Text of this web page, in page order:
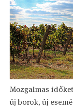
Mozgalmas
új borok, új